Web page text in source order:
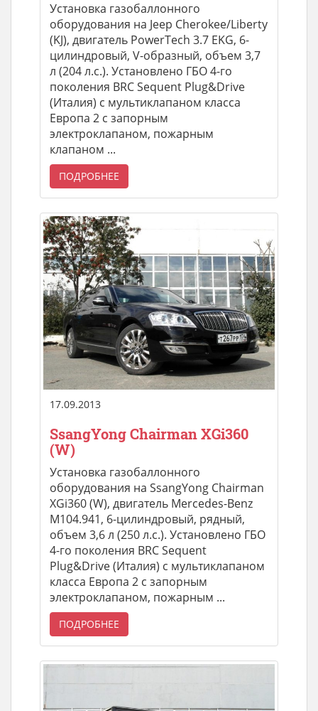
Установка газобаллонного
оборудования на Jeep Cherokee/Liberty
(KJ), двигатель PowerTech 3.7 EKG, 6-
цилиндровый, V-образный, объем 3,7
л (204 л.с.). Установлено ГБО 4-го
поколения BRC Sequent Plug&Drive
(Италия) с мультиклапаном класса
Европа 2 с запорным
электроклапаном, пожарным
клапаном ...
ПОДРОБНЕЕ
17.09.2013
SsangYong Chairman XGi360
(W)
Установка газобаллонного
оборудования на SsangYong Chairman
XGi360 (W), двигатель Mercedes-Benz
M104.941, 6-цилиндровый, рядный,
объем 3,6 л (250 л.с.). Установлено ГБО
4-го поколения BRC Sequent
Plug&Drive (Италия) с мультиклапаном
класса Европа 2 с запорным
электроклапаном, пожарным ...
ПОДРОБНЕЕ